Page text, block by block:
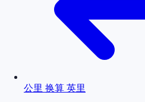
公里 换算 英里